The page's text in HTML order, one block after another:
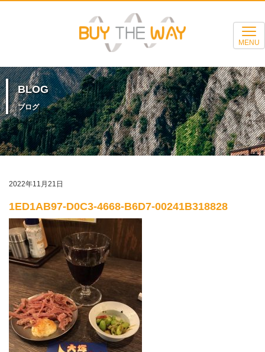
MENU
BLOG
ブログ
2022年11月21日
1ED1AB97-D0C3-4668-B6D7-00241B318828